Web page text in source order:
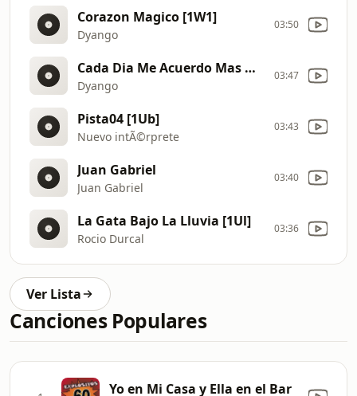
Corazon Magico [1W1]
Dyango
03:50
Cada Dia Me Acuerdo Mas De Ti [1Vi]
Dyango
03:47
Pista04 [1Ub]
Nuevo intÃ©rprete
03:43
Juan Gabriel
Juan Gabriel
03:40
La Gata Bajo La Lluvia [1Ul]
Rocio Durcal
03:36
Ver Lista
Canciones Populares
Yo en Mi Casa y Ella en el Bar